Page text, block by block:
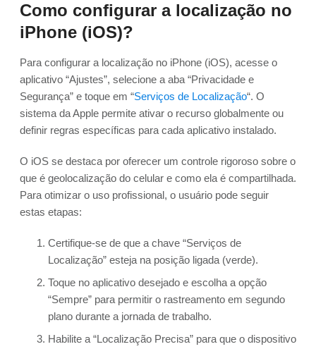
Como configurar a localização no
iPhone (iOS)?
Para configurar a localização no iPhone (iOS), acesse o
aplicativo “Ajustes”, selecione a aba “Privacidade e
Segurança” e toque em “Serviços de Localização“. O
sistema da Apple permite ativar o recurso globalmente ou
definir regras específicas para cada aplicativo instalado.
O iOS se destaca por oferecer um controle rigoroso sobre o
que é geolocalização do celular e como ela é compartilhada.
Para otimizar o uso profissional, o usuário pode seguir
estas etapas:
Certifique-se de que a chave “Serviços de
Localização” esteja na posição ligada (verde).
Toque no aplicativo desejado e escolha a opção
“Sempre” para permitir o rastreamento em segundo
plano durante a jornada de trabalho.
Habilite a “Localização Precisa” para que o dispositivo